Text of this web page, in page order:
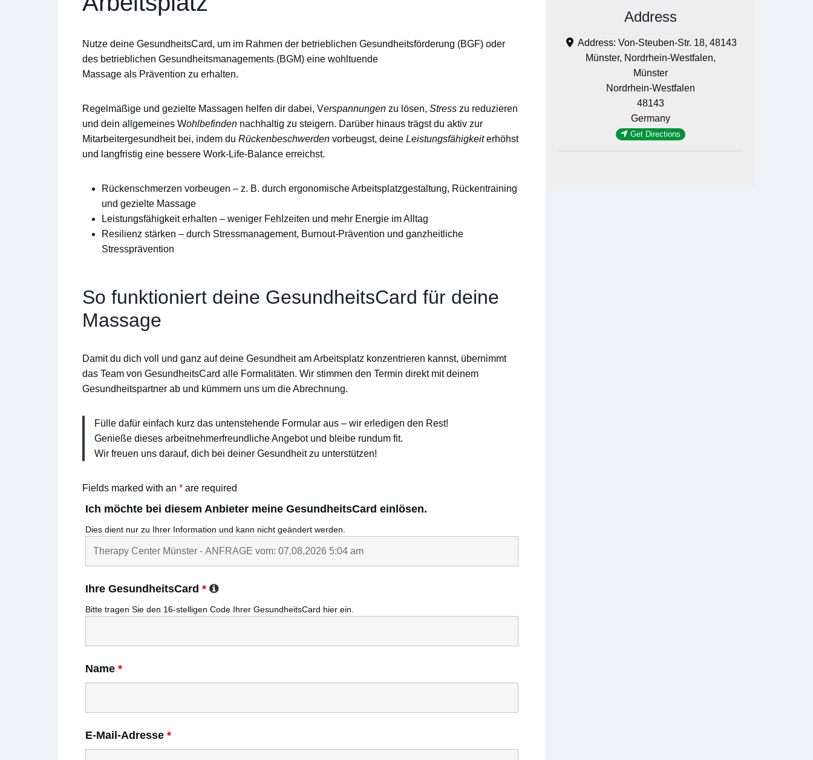
Nutze deine GesundheitsCard, um im Rahmen der betrieblichen Gesundheitsförderung (BGF) oder
des betrieblichen Gesundheitsmanagements (BGM) eine wohltuende
Massage als Prävention zu erhalten.
Regelmäßige und gezielte Massagen helfen dir dabei, Verspannungen zu lösen, Stress zu reduzieren
und dein allgemeines Wohlbefinden nachhaltig zu steigern. Darüber hinaus trägst du aktiv zur
Mitarbeitergesundheitbei, indem du Rückenbeschwerden vorbeugst, deine Leistungsfähigkeiterhöhst
und langfristig eine bessere Work-Life-Balance erreichst.
Rückenschmerzen vorbeugen – z. B. durch ergonomische Arbeitsplatzgestaltung, Rückentraining
und gezielte Massage
Leistungsfähigkeit erhalten – weniger Fehlzeiten und mehr Energie im Alltag
Resilienz stärken – durch Stressmanagement, Burnout-Prävention und ganzheitliche
Stressprävention
So funktioniert deine GesundheitsCard für deine
Massage
Damit du dich voll und ganz auf deine Gesundheit am Arbeitsplatz konzentrieren kannst, übernimmt
das Team von GesundheitsCard alle Formalitäten. Wir stimmen den Termin direkt mit deinem
Gesundheitspartner ab und kümmern uns um die Abrechnung.
Fülle dafür einfach kurz das untenstehende Formular aus – wir erledigen den Rest!
Genieße dieses arbeitnehmerfreundliche Angebot und bleibe rundum fit.
Wir freuen uns darauf, dich bei deiner Gesundheit zu unterstützen!
Fields marked with an * are required
Ich möchte bei diesem Anbieter meine GesundheitsCard einlösen.
Dies dient nur zu Ihrer Information und kann nicht geändert werden.
Ihre GesundheitsCard *
Bitte tragen Sie den 16-stelligen Code Ihrer GesundheitsCard hier ein.
Name *
E-Mail-Adresse *
Address
Address:Von-Steuben-Str. 18, 48143
Münster, Nordrhein-Westfalen,
Münster
Nordrhein-Westfalen
48143
Germany
Get Directions